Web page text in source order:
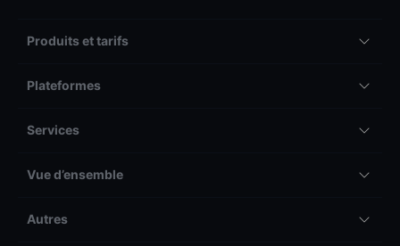
Produits et tarifs
Plateformes
Services
Vue d’ensemble
Autres